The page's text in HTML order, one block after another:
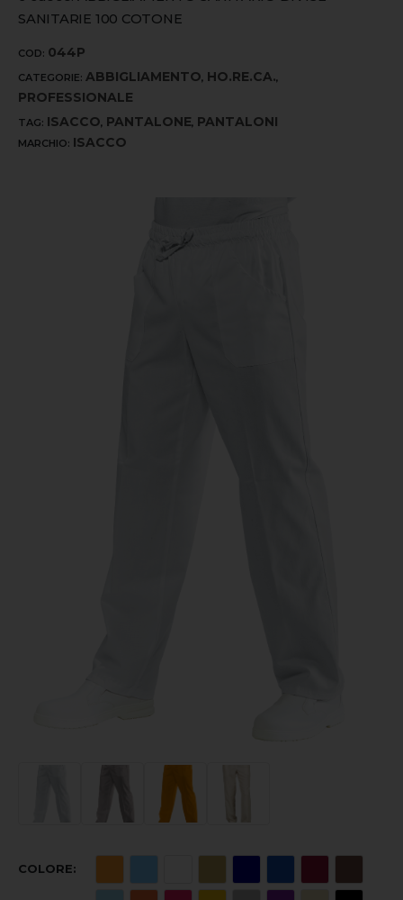
SANITARIE 100 COTONE
COD: 044P
CATEGORIE: ABBIGLIAMENTO, HO.RE.CA.,
PROFESSIONALE
TAG: ISACCO, PANTALONE, PANTALONI
MARCHIO: ISACCO
COLORE